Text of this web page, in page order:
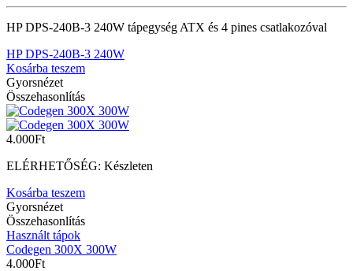
HP DPS-240B-3 240W tápegység ATX és 4 pines csatlakozóval
HP DPS-240B-3 240W
Kosárba teszem
Gyorsnézet
Összehasonlítás
4.000Ft
ELÉRHETŐSÉG: Készleten
Kosárba teszem
Gyorsnézet
Összehasonlítás
Használt tápok
Codegen 300X 300W
4.000Ft